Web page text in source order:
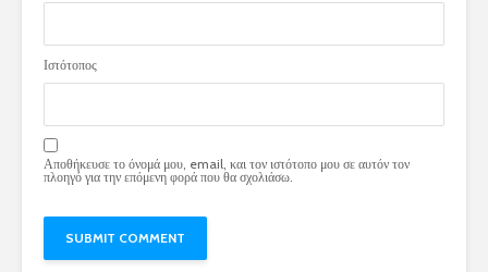
Ιστότοπος
Αποθήκευσε το όνομά μου, email, και τον ιστότοπο μου σε αυτόν τον
πλοηγό για την επόμενη φορά που θα σχολιάσω.